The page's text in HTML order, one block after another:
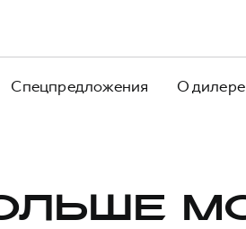
Спецпредложения О дилере